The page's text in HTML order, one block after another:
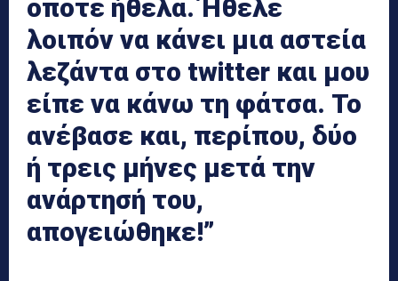
όποτε ήθελα. Ήθελε
λοιπόν να κάνει μια αστεία
λεζάντα στο twitter και μου
είπε να κάνω τη φάτσα. Το
ανέβασε και, περίπου, δύο
ή τρεις μήνες μετά την
ανάρτησή του,
απογειώθηκε!”